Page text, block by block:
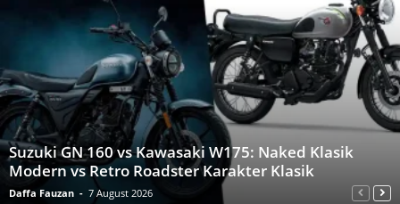
Suzuki GN 160 vs Kawasaki W175: Naked Klasik
Modern vs Retro Roadster Karakter Klasik
Daffa Fauzan - 7 August 2026